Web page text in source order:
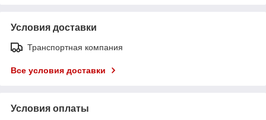
Условия доставки
Транспортная компания
Все условия доставки
Условия оплаты